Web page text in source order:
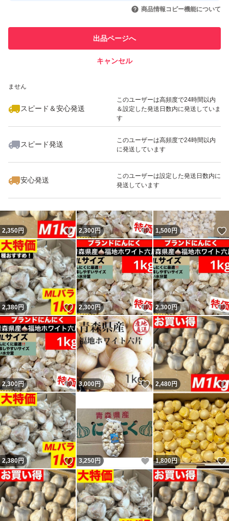
引を完了させた実績があります
での取引実績があります
ません
スピード＆安心発送
このユーザーは高頻度で24時間以内
＆設定した発送日数内に発送していま
す
スピード発送
このユーザーは高頻度で24時間以内
に発送しています
安心発送
このユーザーは設定した発送日数内に
発送しています
商品情報コピー機能について
出品ページへ
キャンセル
いいね！
2,300
2,350円 いいね！
2,300円 いいね！
1,500円
2,380円 いいね！
2,300円 いいね！
2,300円
2,300円 いいね！
3,000円 いいね！
2,480円
2,380円 いいね！
3,250 円 いいね！
1,800円